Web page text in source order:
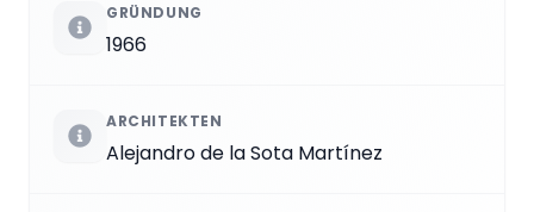
GRÜNDUNG
1966
ARCHITEKTEN
Alejandro de la Sota Martínez